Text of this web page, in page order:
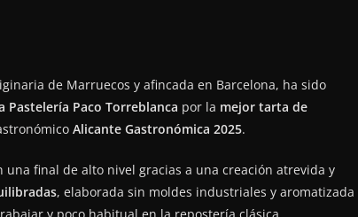
de Marruecos y afincada en Barcelona, ha sido
Paco Torreblanca por la mejor tarta de
Alicante Gastronómica 2025.
una final de alto nivel gracias a una creación atrevida y
, elaborada sin moldes industriales y aromatizada